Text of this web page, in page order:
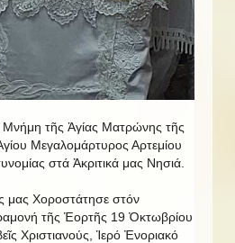
τῆς Ἁγίας Ματρώνης τῆς
Μεγαλομάρτυρος Αρτεμίου
στά Ἀκριτικά μας Νησιά.
μας Χοροστάτησε στόν
τῆς Ἑορτῆς 19 Ὀκτωβρίου
Χριστιανούς, Ἱερό Ἐνοριακό